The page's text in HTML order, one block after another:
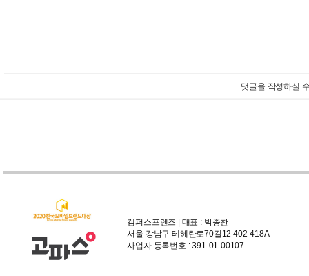
댓글을 작성하실
캠퍼스프렌즈 | 대표 : 박종찬
서울 강남구 테헤란로70길12 402-418A
사업자 등록번호 : 391-01-00107